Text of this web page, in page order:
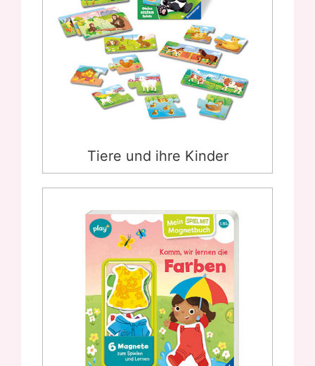
Tiere und ihre Kinder
Tiere und ihre Kinder
Mein Spiel mit – Magnetbuch